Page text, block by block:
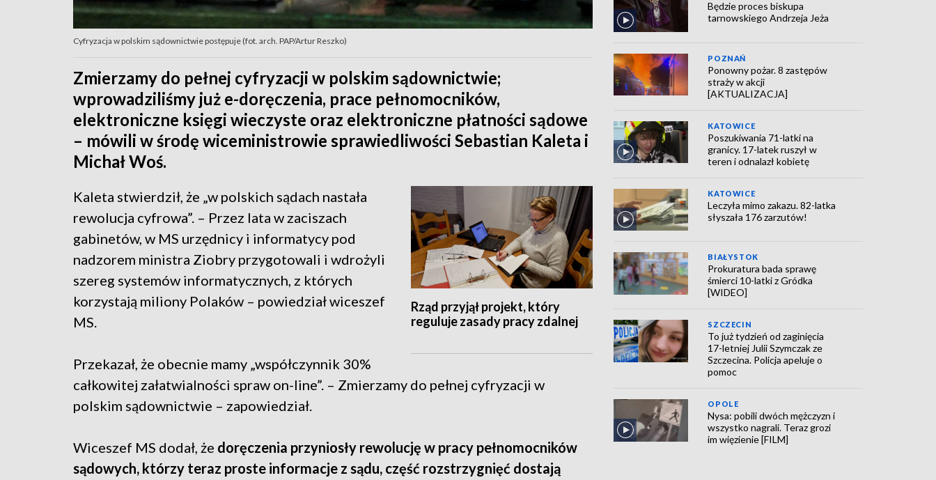
Cyfryzacja w polskim sądownictwie postępuje (fot. arch. PAP/Artur Reszko)
Zmierzamy do pełnej cyfryzacji w polskim sądownictwie;
wprowadziliśmy już e-doręczenia, prace pełnomocników,
elektroniczne księgi wieczyste oraz elektroniczne płatności sądowe
– mówili w środę wiceministrowie sprawiedliwości Sebastian Kaleta i
Michał Woś.
Rząd przyjął projekt, który
reguluje zasady pracy zdalnej
Kaleta stwierdził, że „w polskich sądach nastała
rewolucja cyfrowa”. – Przez lata w zaciszach
gabinetów, w MS urzędnicy i informatycy pod
nadzorem ministra Ziobry przygotowali i wdrożyli
szereg systemów informatycznych, z których
korzystają miliony Polaków – powiedział wiceszef
MS.
Przekazał, że obecnie mamy „współczynnik 30%
całkowitej załatwialności spraw on-line”. – Zmierzamy do pełnej cyfryzacji w
polskim sądownictwie – zapowiedział.
Wiceszef MS dodał, że doręczenia przyniosły rewolucję w pracy pełnomocników
sądowych, którzy teraz proste informacje z sądu, część rozstrzygnięć dostają
Będzie proces biskupa
tarnowskiego Andrzeja Jeża
POZNAŃ
Ponowny pożar. 8 zastępów
straży w akcji
[AKTUALIZACJA]
KATOWICE
Poszukiwania 71-latki na
granicy. 17-latek ruszył w
teren i odnalazł kobietę
KATOWICE
Leczyła mimo zakazu. 82-latka
słyszała 176 zarzutów!
BIAŁYSTOK
Prokuratura bada sprawę
śmierci 10-latki z Gródka
[WIDEO]
SZCZECIN
To już tydzień od zaginięcia
17-letniej Julii Szymczak ze
Szczecina. Policja apeluje o
pomoc
OPOLE
Nysa: pobili dwóch mężczyzn i
wszystko nagrali. Teraz grozi
im więzienie [FILM]